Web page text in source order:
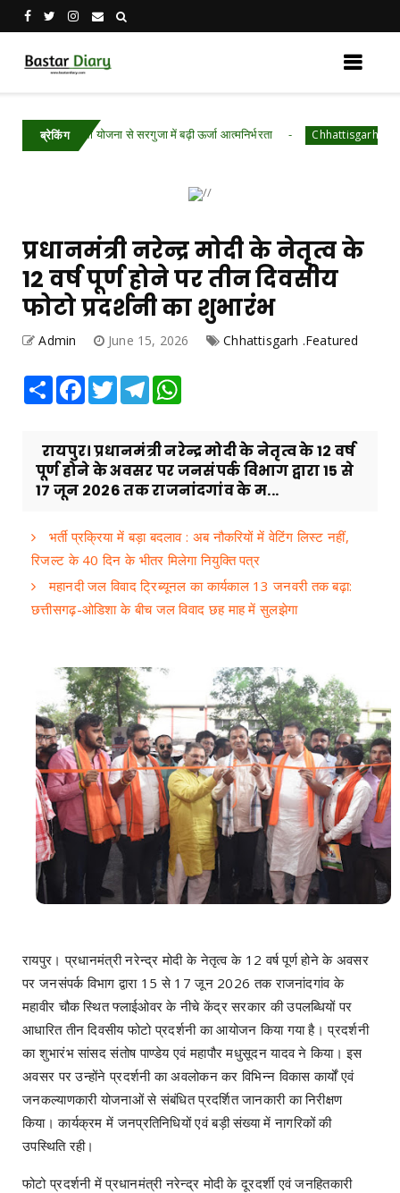
ब्रेकिंग
योजना से सरगुजा में बढ़ी ऊर्जा आत्मनिर्भरता Chhattisgarh .Featured
प्रधानमंत्री नरेन्द्र मोदी के नेतृत्व के
12 वर्ष पूर्ण होने पर तीन दिवसीय
फोटो प्रदर्शनी का शुभारंभ
Admin June 15, 2026 Chhattisgarh .Featured
Share Facebook
TwitterTelegram
रायपुर। प्रधानमंत्री नरेन्द्र मोदी के नेतृत्व के 12 वर्ष
पूर्ण होने के अवसर पर जनसंपर्क विभाग द्वारा 15 से
17 जून 2026 तक राजनांदगांव के म...
भर्ती प्रक्रिया में बड़ा बदलाव : अब नौकरियों में वेटिंग लिस्ट नहीं,
रिजल्ट के 40 दिन के भीतर मिलेगा नियुक्ति पत्र
महानदी जल विवाद ट्रिब्यूनल का कार्यकाल 13 जनवरी तक बढ़ा:
छत्तीसगढ़-ओडिशा के बीच जल विवाद छह माह में सुलझेगा
रायपुर। प्रधानमंत्री नरेन्द्र मोदी के नेतृत्व के 12 वर्ष पूर्ण होने के अवसर
पर जनसंपर्क विभाग द्वारा 15 से 17 जून 2026 तक राजनांदगांव के
महावीर चौक स्थित फ्लाईओवर के नीचे केंद्र सरकार की उपलब्धियों पर
आधारित तीन दिवसीय फोटो प्रदर्शनी का आयोजन किया गया है। प्रदर्शनी
का शुभारंभ सांसद संतोष पाण्डेय एवं महापौर मधुसूदन यादव ने किया। इस
अवसर पर उन्होंने प्रदर्शनी का अवलोकन कर विभिन्न विकास कार्यों एवं
जनकल्याणकारी योजनाओं से संबंधित प्रदर्शित जानकारी का निरीक्षण
किया। कार्यक्रम में जनप्रतिनिधियों एवं बड़ी संख्या में नागरिकों की
उपस्थिति रही।
फोटो प्रदर्शनी में प्रधानमंत्री नरेन्द्र मोदी के दूरदर्शी एवं जनहितकारी